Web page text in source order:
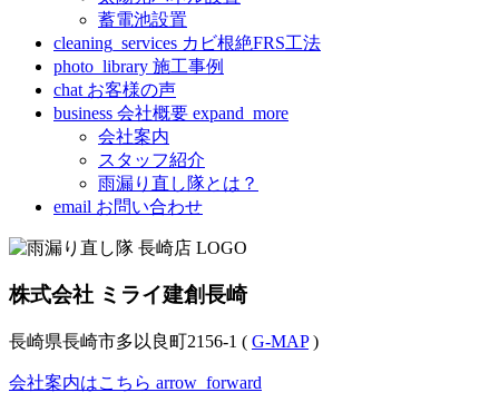
蓄電池設置
cleaning_services カビ根絶FRS工法
photo_library 施工事例
chat お客様の声
business 会社概要 expand_more
会社案内
スタッフ紹介
雨漏り直し隊とは？
email お問い合わせ
株式会社 ミライ建創長崎
長崎県長崎市多以良町2156-1 ( G-MAP)
会社案内はこちら arrow_forward